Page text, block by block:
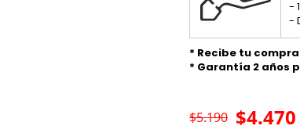
-
-
* Recibe tu
* Garantía 2 años
$4.470
$5.190